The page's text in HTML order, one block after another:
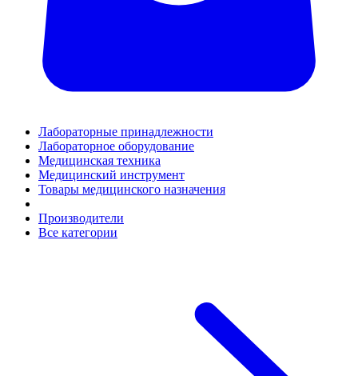
Лабораторные принадлежности
Лабораторное оборудование
Медицинская техника
Медицинский инструмент
Товары медицинского назначения
Производители
Все категории